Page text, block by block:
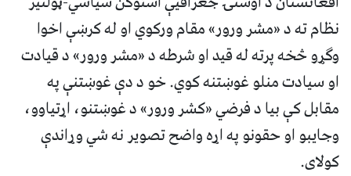
نظام ته د «مشر ورور» مقام ورکوي او له کرښې اخوا
وګړو څخه پرته له قید او شرطه د «مشر ورور» د قیادت
او سیادت منلو غوښتنه کوي. خو د دې غوښتنې په
مقابل کې بیا د فرضي «کشر ورور» د غوښتنو، اړتیاوو،
وجایبو او حقونو په اړه واضح تصویر نه شي وړاندې
کولای.